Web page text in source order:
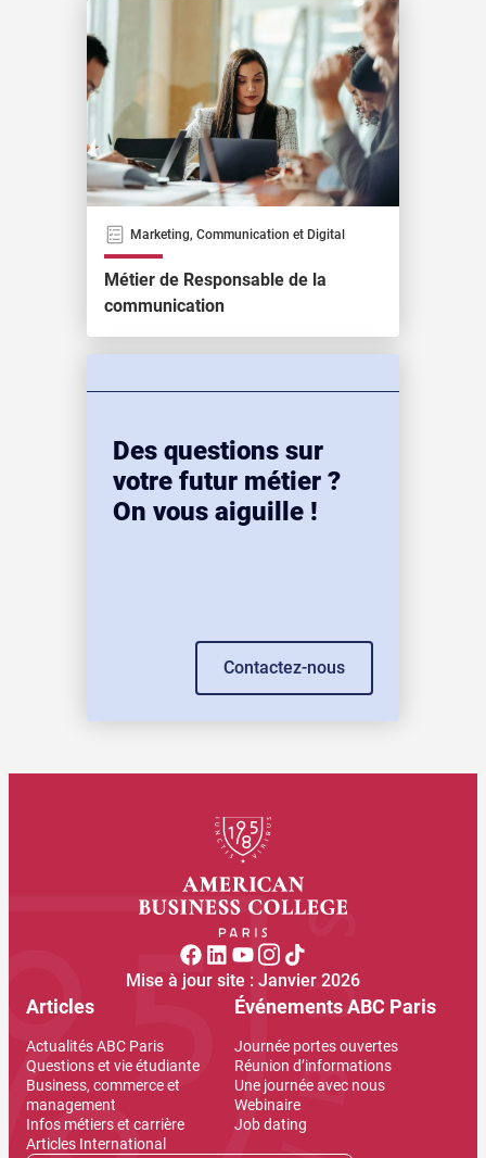
Marketing, Communication et Digital
Métier de Responsable de la
communication
Des questions sur
votre futur métier ?
On vous aiguille !
Contactez-nous
Mise à jour site : Janvier 2026
Articles
Actualités ABC Paris
Questions et vie étudiante
Business, commerce et
management
Infos métiers et carrière
Articles International
Événements ABC Paris
Journée portes ouvertes
Réunion d’informations
Une journée avec nous
Webinaire
Job dating